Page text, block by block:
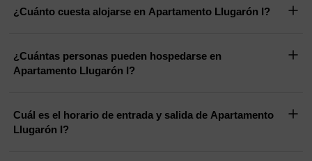
¿Cuánto cuesta alojarse en Apartamento Llugarón I?
¿Cuántas personas pueden hospedarse en
Apartamento Llugarón I?
Cuál es el horario de entrada y salida de Apartamento
Llugarón I?